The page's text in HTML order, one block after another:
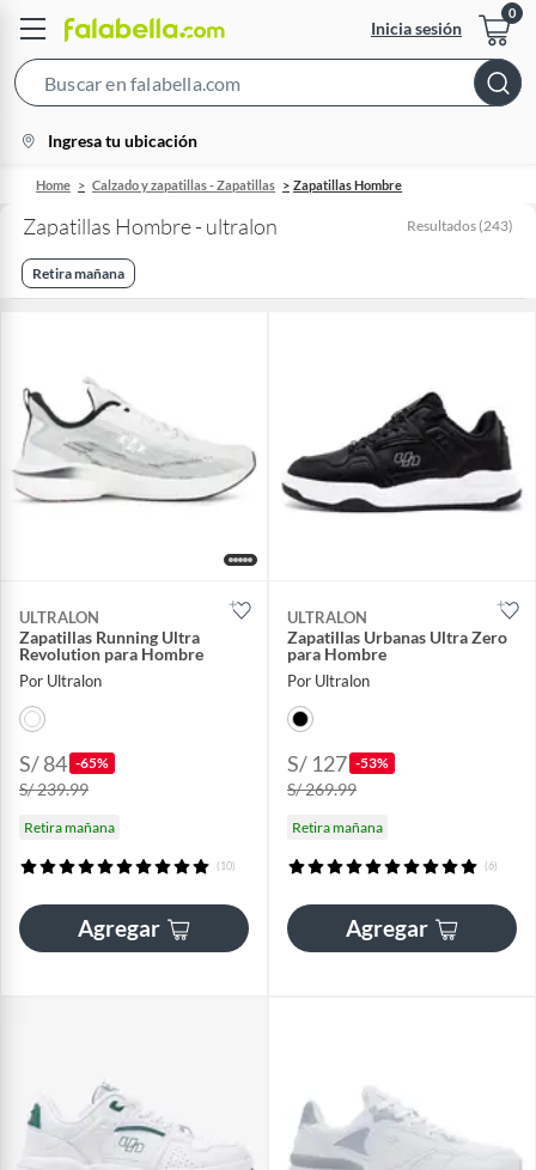
Inicia sesión
Bar
location-
icon
Ingresa tu ubicación
Home Calzado y zapatillas - Zapatillas Zapatillas Hombre
Zapatillas Hombre - ultralon Resultados (243)
Retira mañana
ULTRALON
Zapatillas Running Ultra
Revolution para Hombre
Por Ultralon
S/ 84 -65%
S/ 239.99
Retira mañana
(10)
Agregar
ULTRALON
Zapatillas Urbanas Ultra Zero
para Hombre
Por Ultralon
S/ 127 -53%
S/ 269.99
Retira mañana
(6)
Agregar